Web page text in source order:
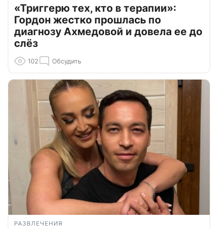
«Триггерю тех, кто в терапии»:
Гордон жестко прошлась по
диагнозу Ахмедовой и довела ее до
слёз
102 Обсудить
РАЗВЛЕЧЕНИЯ